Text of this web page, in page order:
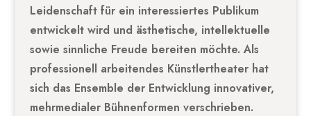
Leidenschaft für ein interessiertes Publikum
entwickelt wird und ästhetische, intellektuelle
sowie sinnliche Freude bereiten möchte. Als
professionell arbeitendes Künstlertheater hat
sich das Ensemble der Entwicklung innovativer,
mehrmedialer Bühnenformen verschrieben.